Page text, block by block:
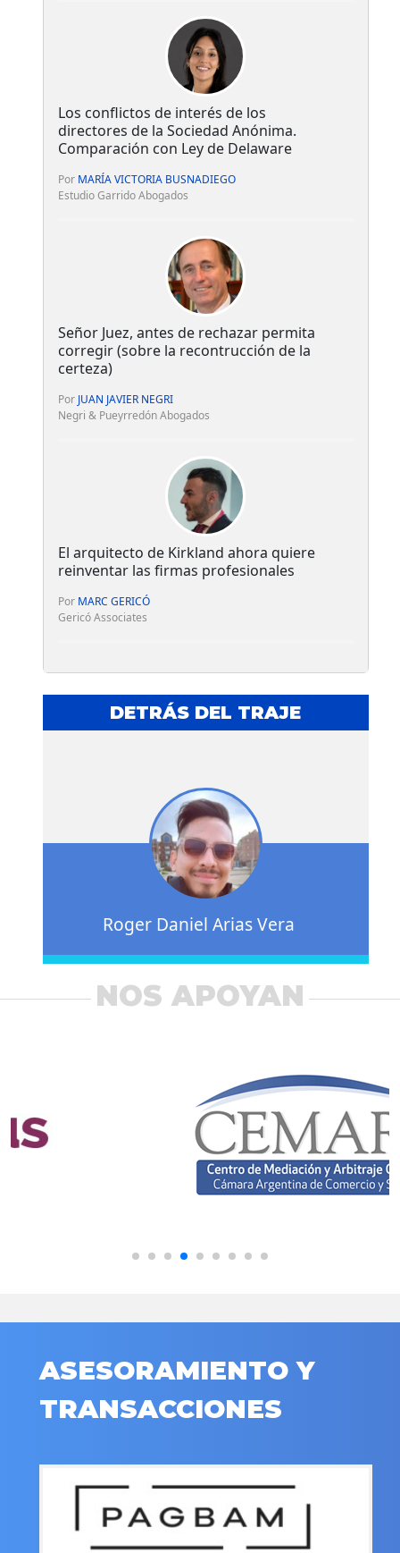
Los conflictos de interés de los
directores de la Sociedad Anónima.
Comparación con Ley de Delaware
Por MARÍA VICTORIA BUSNADIEGO
Estudio Garrido Abogados
Señor Juez, antes de rechazar permita
corregir (sobre la recontrucción de la
certeza)
Por JUAN JAVIER NEGRI
Negri & Pueyrredón Abogados
El arquitecto de Kirkland ahora quiere
reinventar las firmas profesionales
Por MARC GERICÓ
Gericó Associates
DETRÁS DEL TRAJE
Roger Daniel Arias Vera
NOS APOYAN
ASESORAMIENTO Y
TRANSACCIONES